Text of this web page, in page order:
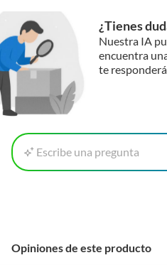
¿Tienes
Nuestra IA
encuentra
te
Escribe una pregunta
Opiniones de este producto